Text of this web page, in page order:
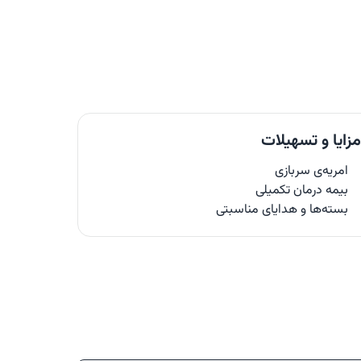
مزایا و تسهیلات
امریه‌ی سربازی
بیمه‌ درمان تکمیلی
بسته‌ها و هدایای مناسبتی